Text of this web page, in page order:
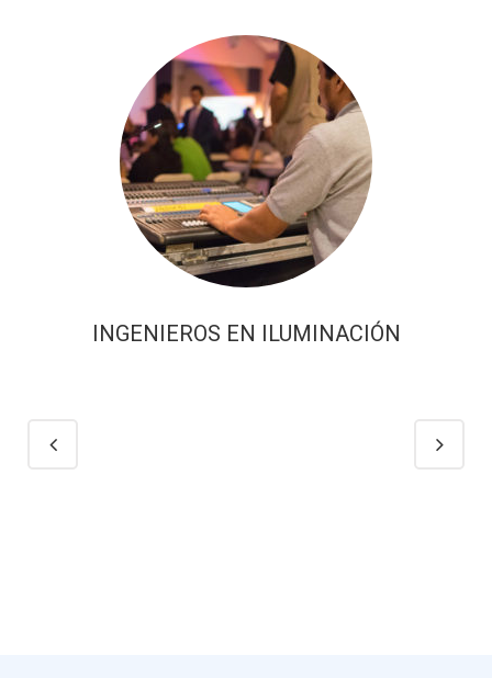
INGENIEROS EN ILUMINACIÓN